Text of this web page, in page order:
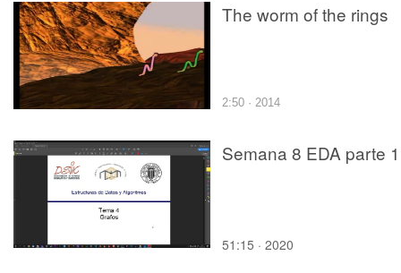
The worm of the rings
2:50 · 2014
Semana 8 EDA parte 1
51:15 · 2020